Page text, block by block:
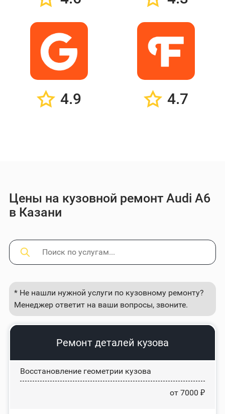
4.9 4.7
Цены на кузовной ремонт Audi A6
в Казани
* Не нашли нужной услуги по кузовному ремонту?
Менеджер ответит на ваши вопросы, звоните.
Ремонт деталей кузова
Восстановление геометрии кузова
от 7000 ₽